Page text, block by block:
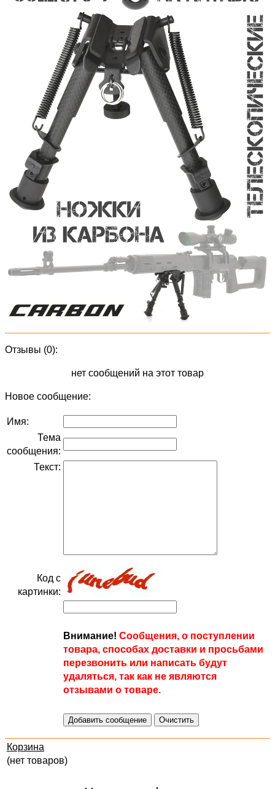
Отзывы (0):
нет сообщений на этот товар
Новое сообщение:
Имя:
Тема
сообщения:
Текст:
Код с
картинки:
Внимание! Сообщения, о поступлении
товара, способах доставки и просьбами
перезвонить или написать будут
удаляться, так как не являются
отзывами о товаре.
Корзина
(нет товаров)